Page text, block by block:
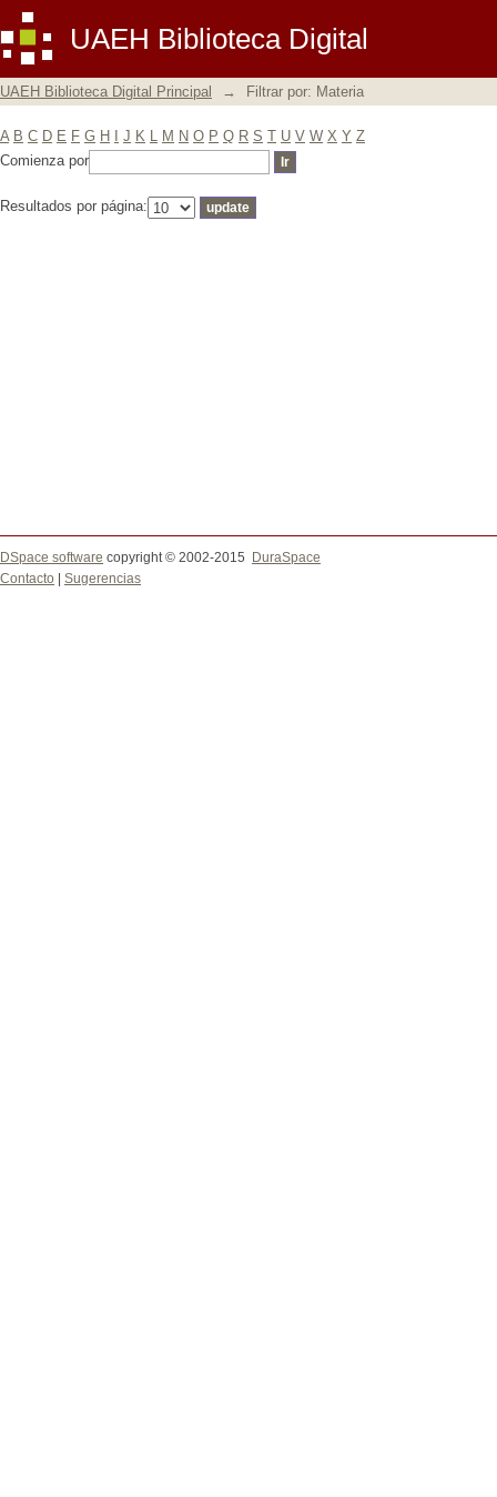
UAEH Biblioteca Digital
Filtrar por: Materia
UAEH Biblioteca Digital Principal → Filtrar por: Materia
A B C D E F G H J K L M N O P Q R S T U V W X Y Z
Comienza por
Resultados por página:
DSpace software copyright © 2002-2015
DuraSpace
Contacto
Sugerencias